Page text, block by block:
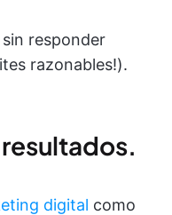
responder
razonables!).
digital como